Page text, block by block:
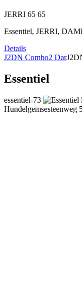
JERRI 65 65
Essentiel, JERRI,
Details
J2DN Combo2 Dar
Essentiel
essentiel-73
Hundelgemsesteenweg